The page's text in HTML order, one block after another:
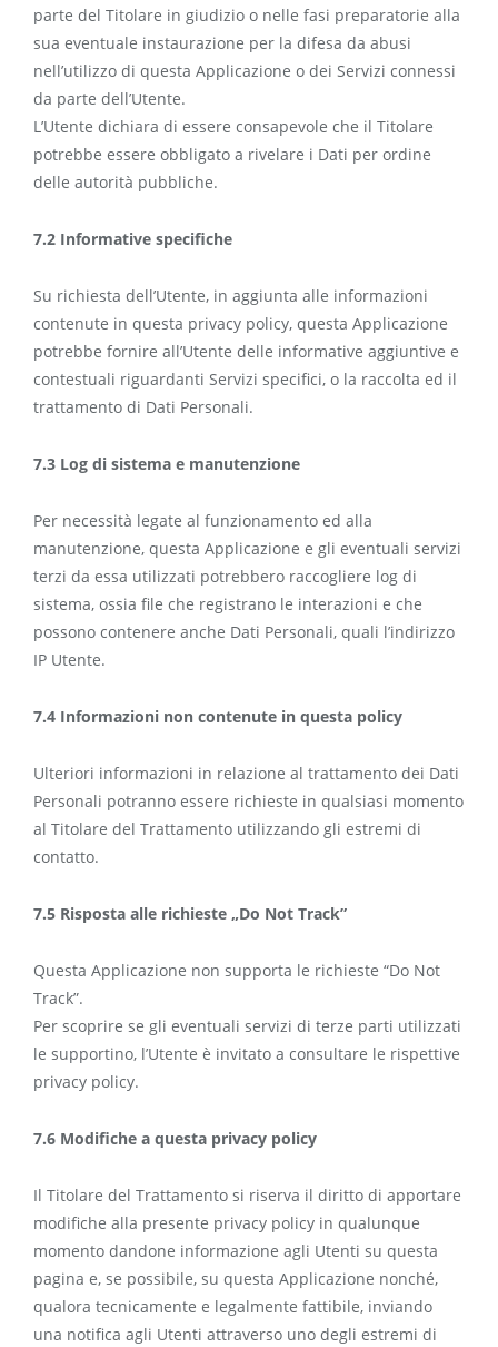
parte del Titolare in giudizio o nelle fasi preparatorie alla
sua eventuale instaurazione per la difesa da abusi
nell’utilizzo di questa Applicazione o dei Servizi connessi
da parte dell’Utente.
L’Utente dichiara di essere consapevole che il Titolare
potrebbe essere obbligato a rivelare i Dati per ordine
delle autorità pubbliche.
7.2 Informative specifiche
Su richiesta dell’Utente, in aggiunta alle informazioni
contenute in questa privacy policy, questa Applicazione
potrebbe fornire all’Utente delle informative aggiuntive e
contestuali riguardanti Servizi specifici, o la raccolta ed il
trattamento di Dati Personali.
7.3 Log di sistema e manutenzione
Per necessità legate al funzionamento ed alla
manutenzione, questa Applicazione e gli eventuali servizi
terzi da essa utilizzati potrebbero raccogliere log di
sistema, ossia file che registrano le interazioni e che
possono contenere anche Dati Personali, quali l’indirizzo
IP Utente.
7.4 Informazioni non contenute in questa policy
Ulteriori informazioni in relazione al trattamento dei Dati
Personali potranno essere richieste in qualsiasi momento
al Titolare del Trattamento utilizzando gli estremi di
contatto.
7.5 Risposta alle richieste „Do Not Track”
Questa Applicazione non supporta le richieste “Do Not
Track”.
Per scoprire se gli eventuali servizi di terze parti utilizzati
le supportino, l’Utente è invitato a consultare le rispettive
privacy policy.
7.6 Modifiche a questa privacy policy
Il Titolare del Trattamento si riserva il diritto di apportare
modifiche alla presente privacy policy in qualunque
momento dandone informazione agli Utenti su questa
pagina e, se possibile, su questa Applicazione nonché,
qualora tecnicamente e legalmente fattibile, inviando
una notifica agli Utenti attraverso uno degli estremi di